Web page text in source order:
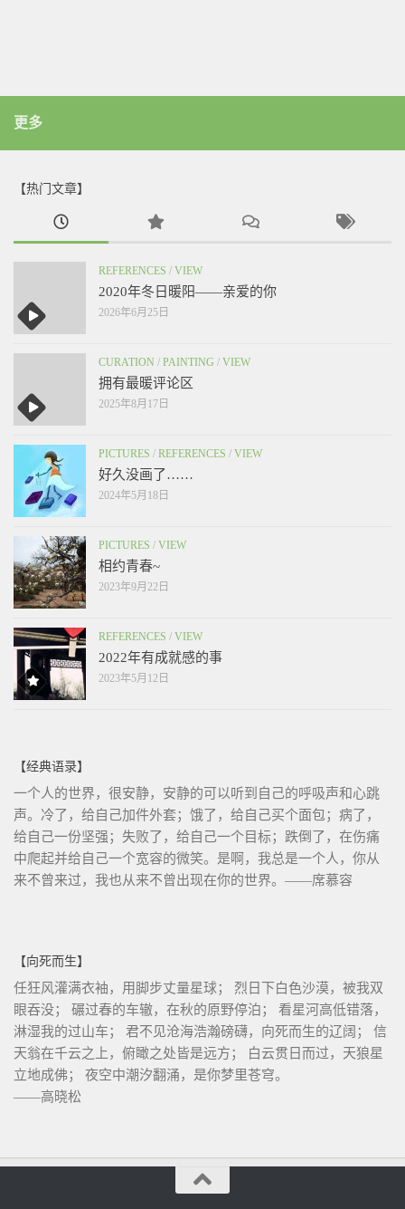
更多
【热门文章】
REFERENCES / VIEW
2020年冬日暖阳——亲爱的你
2026年6月25日
CURATION / PAINTING / VIEW
拥有最暖评论区
2025年8月17日
PICTURES / REFERENCES / VIEW
好久没画了……
2024年5月18日
PICTURES / VIEW
相约青春~
2023年9月22日
REFERENCES / VIEW
2022年有成就感的事
2023年5月12日
【经典语录】
一个人的世界，很安静，安静的可以听到自己的呼吸声和心跳
声。冷了，给自己加件外套；饿了，给自己买个面包；病了，
给自己一份坚强；失败了，给自己一个目标；跌倒了，在伤痛
中爬起并给自己一个宽容的微笑。是啊，我总是一个人，你从
来不曾来过，我也从来不曾出现在你的世界。——席慕容
【向死而生】
任狂风灌满衣袖，用脚步丈量星球； 烈日下白色沙漠，被我双
眼吞没； 碾过春的车辙，在秋的原野停泊； 看星河高低错落，
淋湿我的过山车； 君不见沧海浩瀚磅礴，向死而生的辽阔； 信
天翁在千云之上，俯瞰之处皆是远方； 白云贯日而过，天狼星
立地成佛； 夜空中潮汐翻涌，是你梦里苍穹。
——高晓松